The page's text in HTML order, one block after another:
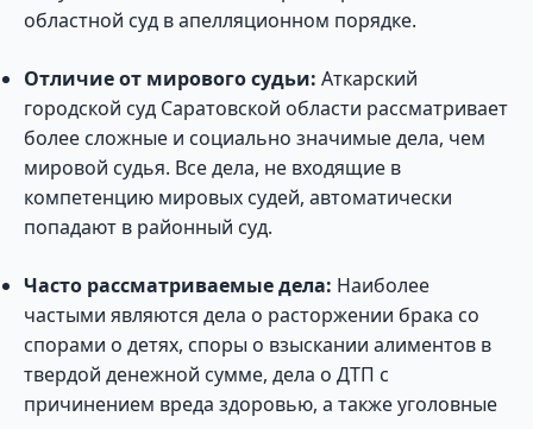
областной суд в апелляционном порядке.
Отличие от мирового судьи: Аткарский
городской суд Саратовской области рассматривает
более сложные и социально значимые дела, чем
мировой судья. Все дела, не входящие в
компетенцию мировых судей, автоматически
попадают в районный суд.
Часто рассматриваемые дела: Наиболее
частыми являются дела о расторжении брака со
спорами о детях, споры о взыскании алиментов в
твердой денежной сумме, дела о ДТП с
причинением вреда здоровью, а также уголовные